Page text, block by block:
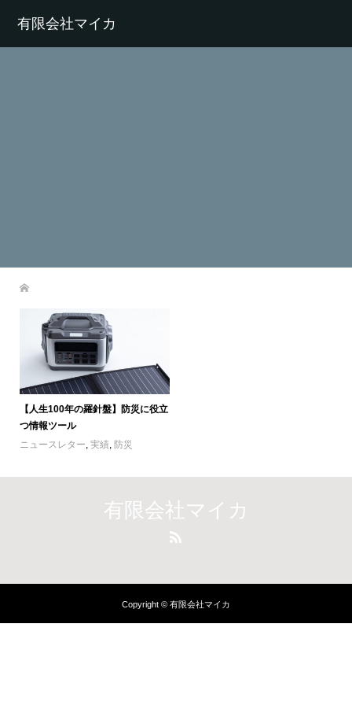
有限会社マイカ
【人生100年の羅針盤】防災に役立
つ情報ツール
ニュースレター, 実績, 防災
有限会社マイカ
Copyright © 有限会社マイカ